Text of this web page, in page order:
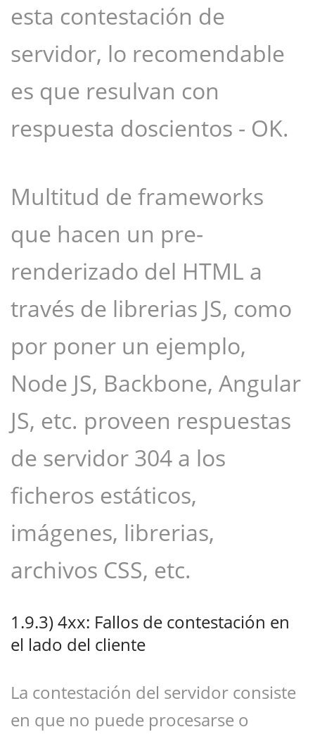
esta contestación de
servidor, lo recomendable
es que resulvan con
respuesta doscientos - OK.
Multitud de frameworks
que hacen un pre-
renderizado del HTML a
través de librerias JS, como
por poner un ejemplo,
Node JS, Backbone, Angular
JS, etc. proveen respuestas
de servidor 304 a los
ficheros estáticos,
imágenes, librerias,
archivos CSS, etc.
1.9.3)4xx: Fallos de contestación en
el lado del cliente
La contestación del servidor consiste
en que no puede procesarse o